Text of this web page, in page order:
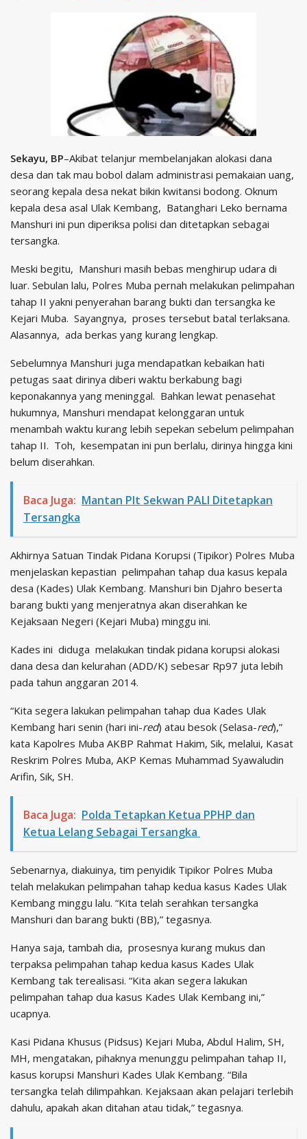
Sekayu, BP–Akibat telanjur membelanjakan alokasi dana
desa dan tak mau bobol dalam administrasi pemakaian uang,
seorang kepala desa nekat bikin kwitansi bodong. Oknum
kepala desa asal Ulak Kembang, Batanghari Leko bernama
Manshuri ini pun diperiksa polisi dan ditetapkan sebagai
tersangka.
Meski begitu, Manshuri masih bebas menghirup udara di
luar. Sebulan lalu, Polres Muba pernah melakukan pelimpahan
tahap II yakni penyerahan barang bukti dan tersangka ke
Kejari Muba. Sayangnya, proses tersebut batal terlaksana.
Alasannya, ada berkas yang kurang lengkap.
Sebelumnya Manshuri juga mendapatkan kebaikan hati
petugas saat dirinya diberi waktu berkabung bagi
keponakannya yang meninggal. Bahkan lewat penasehat
hukumnya, Manshuri mendapat kelonggaran untuk
menambah waktu kurang lebih sepekan sebelum pelimpahan
tahap II. Toh, kesempatan ini pun berlalu, dirinya hingga kini
belum diserahkan.
Baca Juga: Mantan Plt Sekwan PALI Ditetapkan
Tersangka
Akhirnya Satuan Tindak Pidana Korupsi (Tipikor) Polres Muba
menjelaskan kepastian pelimpahan tahap dua kasus kepala
desa (Kades) Ulak Kembang. Manshuri bin Djahro beserta
barang bukti yang menjeratnya akan diserahkan ke
Kejaksaan Negeri (Kejari Muba) minggu ini.
Kades ini diduga melakukan tindak pidana korupsi alokasi
dana desa dan kelurahan (ADD/K) sebesar Rp97 juta lebih
pada tahun anggaran 2014.
“Kita segera lakukan pelimpahan tahap dua Kades Ulak
Kembang hari senin (hari ini-red) atau besok (Selasa-red),”
kata Kapolres Muba AKBP Rahmat Hakim, Sik, melalui, Kasat
Reskrim Polres Muba, AKP Kemas Muhammad Syawaludin
Arifin, Sik, SH.
Baca Juga: Polda Tetapkan Ketua PPHP dan
Ketua Lelang Sebagai Tersangka
Sebenarnya, diakuinya, tim penyidik Tipikor Polres Muba
telah melakukan pelimpahan tahap kedua kasus Kades Ulak
Kembang minggu lalu. “Kita telah serahkan tersangka
Manshuri dan barang bukti (BB),” tegasnya.
Hanya saja, tambah dia, prosesnya kurang mukus dan
terpaksa pelimpahan tahap kedua kasus Kades Ulak
Kembang tak terealisasi. “Kita akan segera lakukan
pelimpahan tahap dua kasus Kades Ulak Kembang ini,”
ucapnya.
Kasi Pidana Khusus (Pidsus) Kejari Muba, Abdul Halim, SH,
MH, mengatakan, pihaknya menunggu pelimpahan tahap II,
kasus korupsi Manshuri Kades Ulak Kembang. “Bila
tersangka telah dilimpahkan. Kejaksaan akan pelajari terlebih
dahulu, apakah akan ditahan atau tidak,” tegasnya.